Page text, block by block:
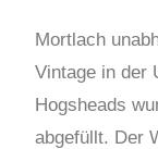
Mortlach
Vintage in der
Hogsheads
abgefüllt. Der